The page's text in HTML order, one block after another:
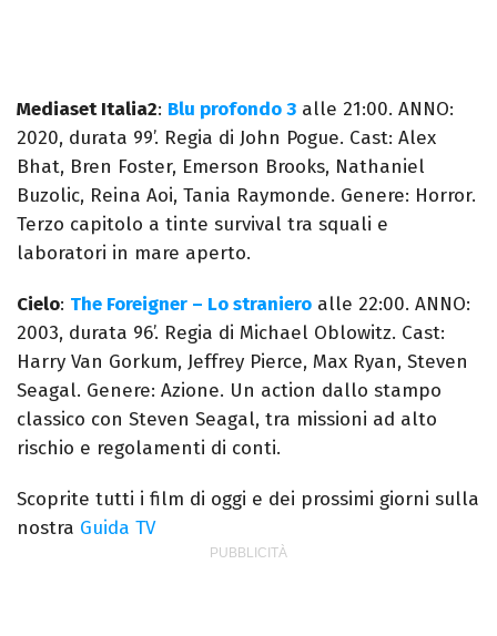
Mediaset Italia2: Blu profondo 3 alle 21:00. ANNO:
2020, durata 99’. Regia di John Pogue. Cast: Alex
Bhat, Bren Foster, Emerson Brooks, Nathaniel
Buzolic, Reina Aoi, Tania Raymonde. Genere: Horror.
Terzo capitolo a tinte survival tra squali e
laboratori in mare aperto.
Cielo: The Foreigner – Lo straniero alle 22:00. ANNO:
2003, durata 96’. Regia di Michael Oblowitz. Cast:
Harry Van Gorkum, Jeffrey Pierce, Max Ryan, Steven
Seagal. Genere: Azione. Un action dallo stampo
classico con Steven Seagal, tra missioni ad alto
rischio e regolamenti di conti.
Scoprite tutti i film di oggi e dei prossimi giorni sulla
nostra Guida TV